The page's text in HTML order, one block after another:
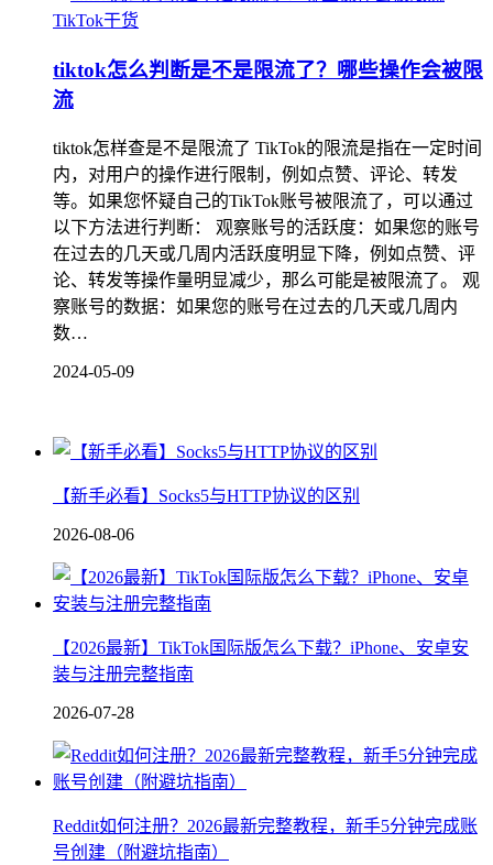
TikTok干货
tiktok怎么判断是不是限流了？哪些操作会被限
流
tiktok怎样查是不是限流了 TikTok的限流是指在一定时间
内，对用户的操作进行限制，例如点赞、评论、转发
等。如果您怀疑自己的TikTok账号被限流了，可以通过
以下方法进行判断： 观察账号的活跃度：如果您的账号
在过去的几天或几周内活跃度明显下降，例如点赞、评
论、转发等操作量明显减少，那么可能是被限流了。 观
察账号的数据：如果您的账号在过去的几天或几周内
数…
2024-05-09
【新手必看】Socks5与HTTP协议的区别
2026-08-06
【2026最新】TikTok国际版怎么下载？iPhone、安卓安
装与注册完整指南
2026-07-28
Reddit如何注册？2026最新完整教程，新手5分钟完成账
号创建（附避坑指南）